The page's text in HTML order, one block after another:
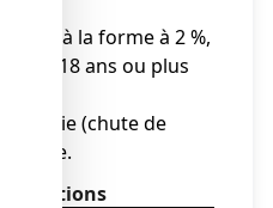
à la forme à 2 %,
de 18 ans ou plus
(chute de
femme.